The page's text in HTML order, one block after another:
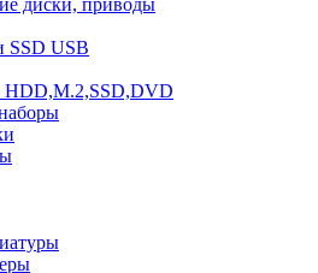
диски, приводы
SSD USB
HDD,M.2,SSD,DVD